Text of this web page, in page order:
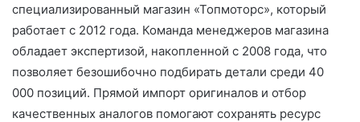
специализированный магазин «Топмоторс», который
работает с 2012 года. Команда менеджеров магазина
обладает экспертизой, накопленной с 2008 года, что
позволяет безошибочно подбирать детали среди 40
000 позиций. Прямой импорт оригиналов и отбор
качественных аналогов помогают сохранять ресурс